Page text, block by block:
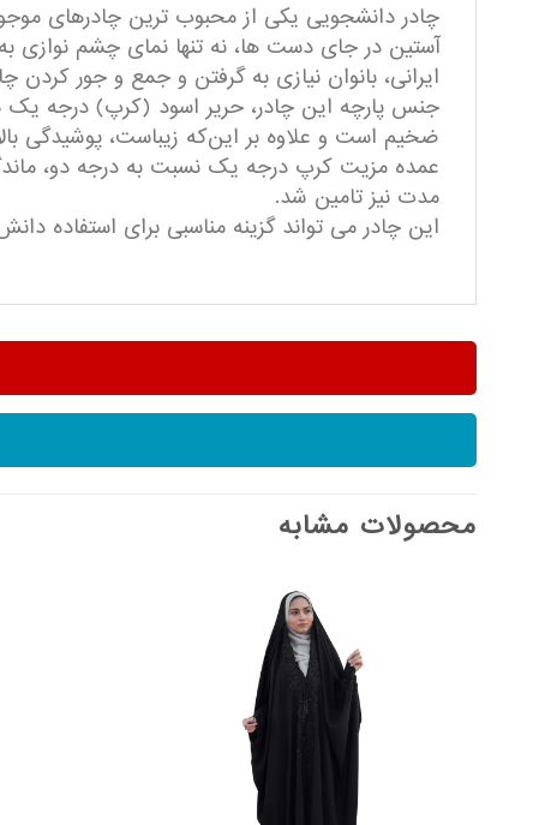
چادر دانشجویی یکی از محبوب ترین چادرهای
آستین در جای دست ‌ها، نه ‌تنها نمای چشم نوازی به
ایرانی، بانوان نیازی به گرفتن و جمع و جور کردن
جنس پارچه این چادر، حریر اسود (کرپ) درجه
ضخیم است و علاوه بر این‌که زیباست، پوشیدگی
عمده مزیت کرپ درجه یک نسبت به درجه دو،
مدت نیز تامین شد.
این چادر می تواند گزینه مناسبی برای استفاده
محصولات مشابه